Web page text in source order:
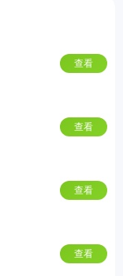
查看
查看
查看
查看